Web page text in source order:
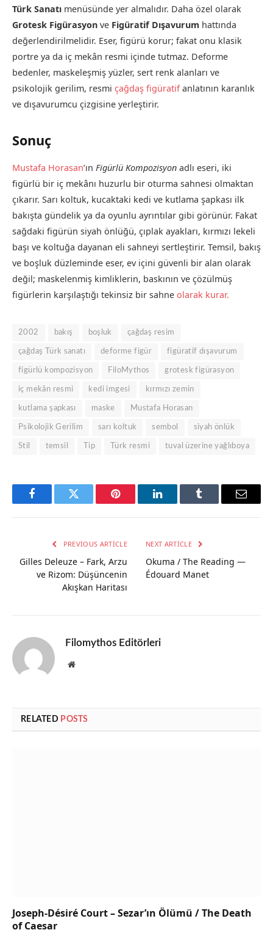
Türk Sanatı menüsünde yer almalıdır. Daha özel olarak
Grotesk Figürasyon ve Figüratif Dışavurum hattında
değerlendirilmelidir. Eser, figürü korur; fakat onu klasik
portre ya da iç mekân resmi içinde tutmaz. Deforme
bedenler, maskeleşmiş yüzler, sert renk alanları ve
psikolojik gerilim, resmi çağdaş figüratifanlatının karanlık
ve dışavurumcu çizgisine yerleştirir.
Sonuç
Mustafa Horasan’ın Figürlü Kompozisyon adlı eseri, iki
figürlü bir iç mekânı huzurlu bir oturma sahnesi olmaktan
çıkarır. Sarı koltuk, kucaktaki kedi ve kutlama şapkası ilk
bakışta gündelik ya da oyunlu ayrıntılar gibi görünür. Fakat
sağdaki figürün siyah önlüğü, çıplak ayakları, kırmızı lekeli
başı ve koltuğa dayanan eli sahneyi sertleştirir. Temsil, bakış
ve boşluk düzleminde eser, ev içini güvenli bir alan olarak
değil; maskelenmiş kimliklerin, baskının ve çözülmüş
figürlerin karşılaştığı tekinsiz bir sahne olarak kurar.
2002 bakış boşluk çağdaş resim
çağdaş Türk sanatı deforme figür figüratif dışavurum
figürlü kompozisyon FiloMythos grotesk figürasyon
iç mekân resmi kedi imgesi kırmızı zemin
kutlama şapkası maske Mustafa Horasan
Psikolojik Gerilim sarı koltuk sembol siyah önlük
Stil temsil Tip Türk resmi tuval üzerine yağlıboya
FacebookTwitter Pinterest LinkedInTumblr Email
PREVIOUS ARTICLE
Gilles Deleuze – Fark, Arzu
ve Rizom: Düşüncenin
Akışkan Haritası
NEXT ARTICLE
Okuma / The Reading —
Édouard Manet
Filomythos Editörleri
Website
RELATED POSTS
Joseph-Désiré Court – Sezar’ın Ölümü / The Death
of Caesar